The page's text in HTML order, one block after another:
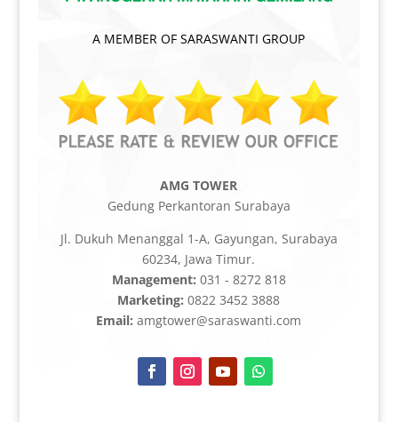
A MEMBER OF SARASWANTI GROUP
AMG TOWER
Gedung Perkantoran Surabaya
Jl. Dukuh Menanggal 1-A, Gayungan, Surabaya
60234, Jawa Timur.
Management: 031 - 8272 818
Marketing: 0822 3452 3888
Email: amgtower@saraswanti.com